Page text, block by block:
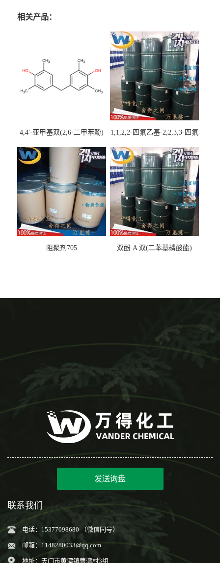
相关产品：
4,4'-亚甲基双(2,6-二甲苯酚)
1,1,2,2-四氟乙基-2,2,3,3-四氟
阻聚剂705 双酚 A 双(二苯基磷酸酯)
发送询盘
联系我们
电话：15377098680 （微信同号）
邮箱： 1148280033@qq.com
地址：天门市黄潭镇曹湾村3组